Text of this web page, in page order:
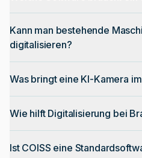
Kann man bestehende
digitalisieren?
Was bringt eine KI-Kamera
Wie hilft Digitalisierung bei
Ist COISS eine